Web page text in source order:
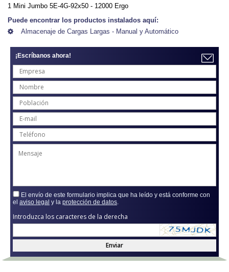
1 Mini Jumbo 5E-4G-92x50 - 12000 Ergo
Puede encontrar los productos instalados aquí:
Almacenaje de Cargas Largas - Manual y Automático
¡Escríbanos ahora!
El envío de este formulario implica que ha leído y está conforme con
el aviso legal y la protección de datos
Introduzca los caracteres de la derecha
Enviar